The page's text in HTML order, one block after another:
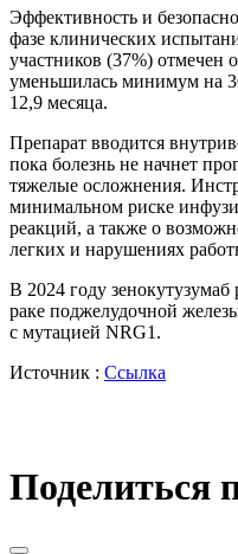
Эффективность и
фазе клинических
участников (37%) отмечен
уменьшилась минимум на
12,9 месяца.
Препарат вводится
пока болезнь не начнет
тяжелые осложнения.
минимальном риске
реакций, а также о
легких и нарушениях
В 2024 году
раке поджелудочной
с мутацией NRG1.
Источник : Ссылка
Поделиться